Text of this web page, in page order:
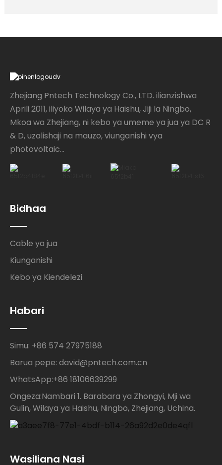
Zhejiang Pntech Technology Co., LTD. ilianzishwa
Aprili 2011, iliyoko Wilaya ya Haishu, Jiji la Ningbo,
Mkoa wa Zhejiang, ni kebo ya umeme ya jua ya DC R
& D, uzalishaji na mauzo, viunganishi vya
photovoltaic...
Bidhaa
Cable ya jua
Kiunganishi
Kebo ya Kiendelezi
Habari
Simu: +86 574 27975188
Barua pepe: david@pntech.com.cn
WhatsApp:+86 18106639299
Ongeza:Nambari 1. Barabara ya Zhongyi, Mji wa
Gulin, Wilaya ya Haishu, Ningbo, Zhejiang, Uchina.
Wasiliana Nasi